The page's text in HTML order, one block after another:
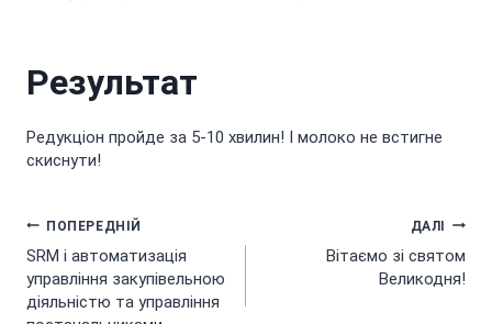
Результат
Редукціон пройде за 5-10 хвилин! І молоко не встигне
скиснути!
Навігація
записів
ПОПЕРЕДНІЙ
SRM і автоматизація
управління закупівельною
діяльністю та управління
ДАЛІ
Вітаємо зі святом
Великодня!